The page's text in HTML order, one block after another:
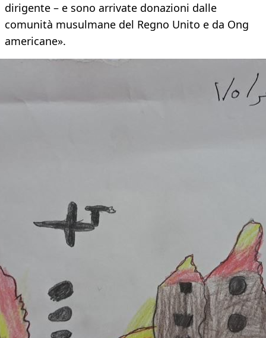
dirigente – e sono arrivate donazioni dalle
comunità musulmane del Regno Unito e da Ong
americane».